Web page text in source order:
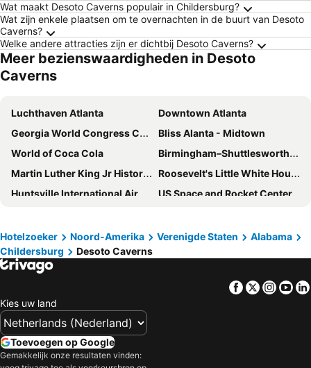
Wat maakt Desoto Caverns populair in Childersburg?
Wat zijn enkele plaatsen om te overnachten in de buurt van Desoto
Caverns?
Welke andere attracties zijn er dichtbij Desoto Caverns?
Meer bezienswaardigheden in Desoto
Caverns
Luchthaven Atlanta
Downtown Atlanta
Georgia World Congress Center
Bliss Alanta - Midtown
World of Coca Cola
Birmingham–Shuttlesworth International Airport
Martin Luther King Jr Historic District
Roosevelt's Little White House Historic Site
Huntsville International Airport
US Space and Rocket Center
Atlantic Station
Brookhaven Historic District
CNN Center Inside CNN Atlanta
Atlanta Botanical Garden
Fairlie-Poplar
Piedmont Park
Talladega Superspeedway
Hotelzoeker Noord-Amerika Verenigde Staten
Alabama
Childersburg
Desoto Caverns
Facebook
Twitter
Kies uw land
Toevoegen op Google
Gemakkelijk onze resultaten vinden: